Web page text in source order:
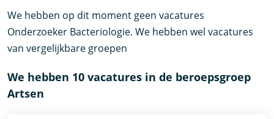
We hebben op dit moment geen vacatures
Onderzoeker Bacteriologie. We hebben wel vacatures
van vergelijkbare groepen
We hebben 10 vacatures in de beroepsgroep
Artsen